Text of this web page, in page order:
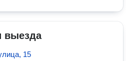
выезда
15